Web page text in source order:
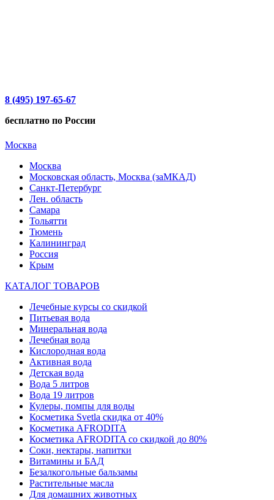
8 (495) 197-65-67
бесплатно по России
Москва
Москва
Московская область, Москва (заМКАД)
Санкт-Петербург
Лен. область
Самара
Тольятти
Тюмень
Калининград
Россия
Крым
КАТАЛОГ ТОВАРОВ
Лечебные курсы со скидкой
Питьевая вода
Минеральная вода
Лечебная вода
Кислородная вода
Активная вода
Детская вода
Вода 5 литров
Вода 19 литров
Кулеры, помпы для воды
Косметика Svetla скидка от 40%
Косметика AFRODITA
Косметика AFRODITA со скидкой до 80%
Соки, нектары, напитки
Витамины и БАД
Безалкогольные бальзамы
Растительные масла
Для домашних животных